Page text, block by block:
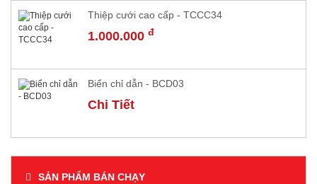
Thiệp cưới cao cấp - TCCC34
1.000.000 đ
Biển chỉ dẫn - BCD03
Chi Tiết
SẢN PHẨM BÁN CHẠY